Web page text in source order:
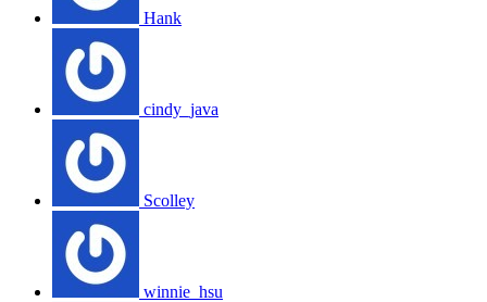
Hank
cindy_java
Scolley
winnie_hsu